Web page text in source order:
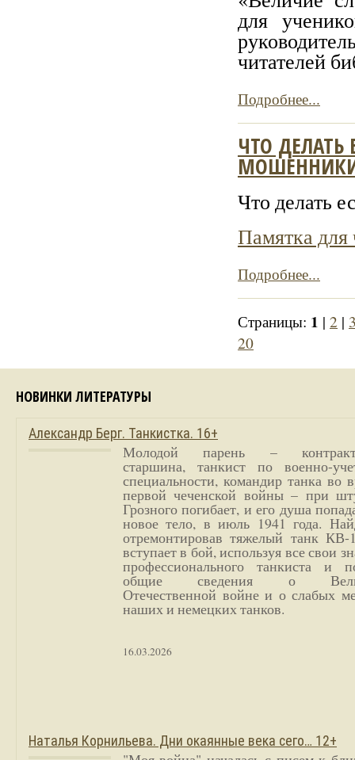
для
читателей
Подробнее...
ЧТО
Что делать
Памятка
Подробнее...
Страницы: 1 | 2 |
20
НОВИНКИ ЛИТЕРАТУРЫ
Александр Берг. Танкистка. 16+
Молодой парень –
старшина, танкист по военно-
специальности, командир танка во
первой чеченской войны – при
Грозного погибает, и его душа
новое тело, в июль 1941 года.
отремонтировав тяжелый танк
вступает в бой, используя все свои
профессионального танкиста и
общие сведения о
Отечественной войне и о слабых
наших и немецких танков.
16.03.2026
Наталья Корнильева. Дни окаянные века сего… 12+